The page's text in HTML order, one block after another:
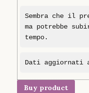
Sembra che il
ma potrebbe
tempo.
Dati aggiornati
Buy product